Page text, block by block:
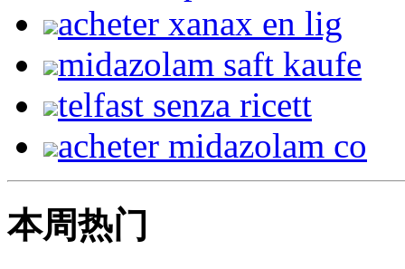
acheter xanax en lig
midazolam saft kaufe
telfast senza ricett
acheter midazolam co
本周热门